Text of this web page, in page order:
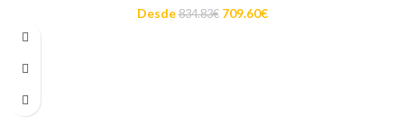
Desde 834.83€ 709.60€